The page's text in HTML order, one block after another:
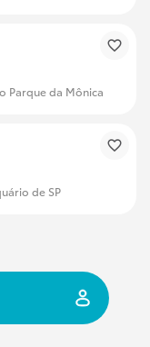
Parque da Mônica
de SP